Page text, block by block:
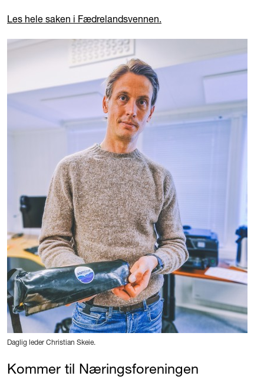
Les hele saken i Fædrelandsvennen.
Daglig leder Christian Skeie.
Kommer til Næringsforeningen